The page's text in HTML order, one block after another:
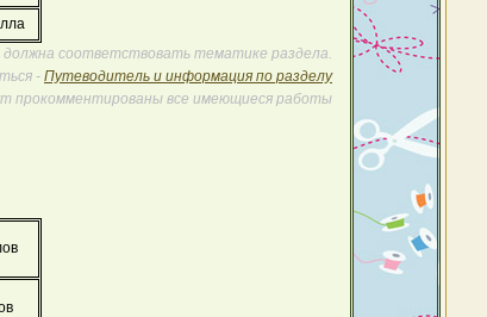
соответствовать тематике раздела.
- Путеводитель и информация по разделу
прокомментированы все имеющиеся работы